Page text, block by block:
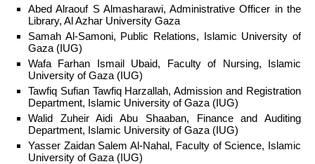
Abed Alraouf S Almasharawi, Administrative Officer in the
Library, Al Azhar University Gaza
Samah Al-Samoni, Public Relations, Islamic University of
Gaza (IUG)
Wafa Farhan Ismail Ubaid, Faculty of Nursing, Islamic
University of Gaza (IUG)
Tawfiq Sufian Tawfiq Harzallah, Admission and Registration
Department, Islamic University of Gaza (IUG)
Walid Zuheir Aidi Abu Shaaban, Finance and Auditing
Department, Islamic University of Gaza (IUG)
Yasser Zaidan Salem Al-Nahal, Faculty of Science, Islamic
University of Gaza (IUG)